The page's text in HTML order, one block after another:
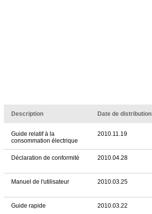
Description Date de distribution
Guide relatif à la
consommation électrique
2010.11.19
Déclaration de conformité 2010.04.28
Manuel de l'utilisateur 2010.03.25
Guide rapide 2010.03.22